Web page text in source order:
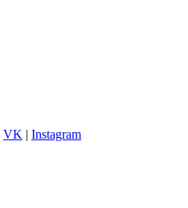
VK | Instagram